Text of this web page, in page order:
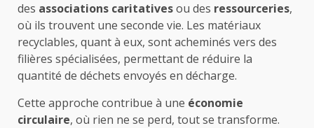
des associations caritativesou des ressourceries,
où ils trouvent une seconde vie. Les matériaux
recyclables, quant à eux, sont acheminés vers des
filières spécialisées, permettant de réduire la
quantité de déchets envoyés en décharge.
Cette approche contribue à une économie
circulaire, où rien ne se perd, tout se transforme.